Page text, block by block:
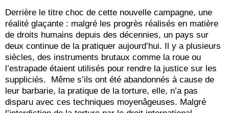
Derrière le titre choc de cette nouvelle campagne, une
réalité glaçante : malgré les progrès réalisés en matière
de droits humains depuis des décennies, un pays sur
deux continue de la pratiquer aujourd’hui. Il y a plusieurs
siècles, des instruments brutaux comme la roue ou
l’estrapade étaient utilisés pour rendre la justice sur les
suppliciés. Même s’ils ont été abandonnés à cause de
leur barbarie, la pratique de la torture, elle, n’a pas
disparu avec ces techniques moyenâgeuses. Malgré